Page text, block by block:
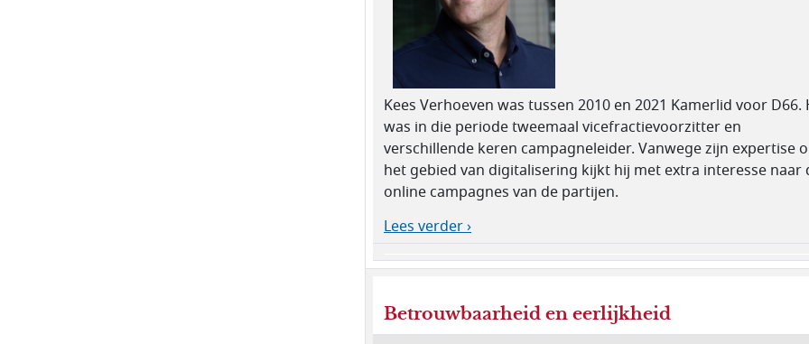
Kees Verhoeven was tussen 2010 en 2021 Kamerlid voor D66.
was in die periode tweemaal vicefractievoorzitter en
verschillende keren campagneleider. Vanwege zijn expertise
het gebied van digitalisering kijkt hij met extra interesse naar
online campagnes van de partijen.
Lees verder ›
Betrouwbaarheid en eerlijkheid